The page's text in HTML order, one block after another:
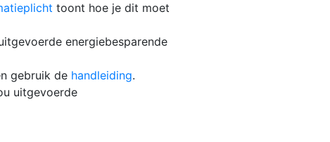
toont hoe je dit moet
energiebesparende
gebruik de handleiding.
uitgevoerde